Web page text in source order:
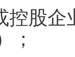
控股
；